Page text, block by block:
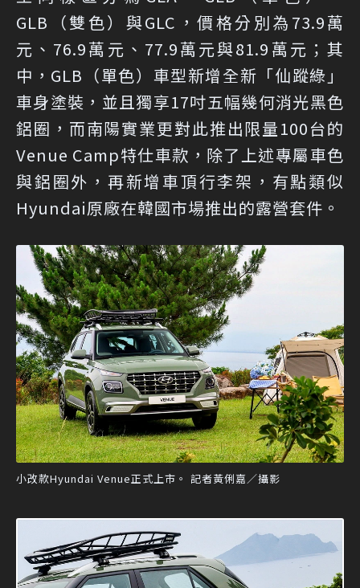
GLB（雙色）與GLC，價格分別為73.9萬
元、76.9萬元、77.9萬元與81.9萬元；其
中，GLB（單色）車型新增全新「仙蹤綠」
車身塗裝，並且獨享17吋五幅幾何消光黑色
鋁圈，而南陽實業更對此推出限量100台的
Venue Camp特仕車款，除了上述專屬車色
與鋁圈外，再新增車頂行李架，有點類似
Hyundai原廠在韓國市場推出的露營套件。
小改款Hyundai Venue正式上市。 記者黃俐嘉／攝影